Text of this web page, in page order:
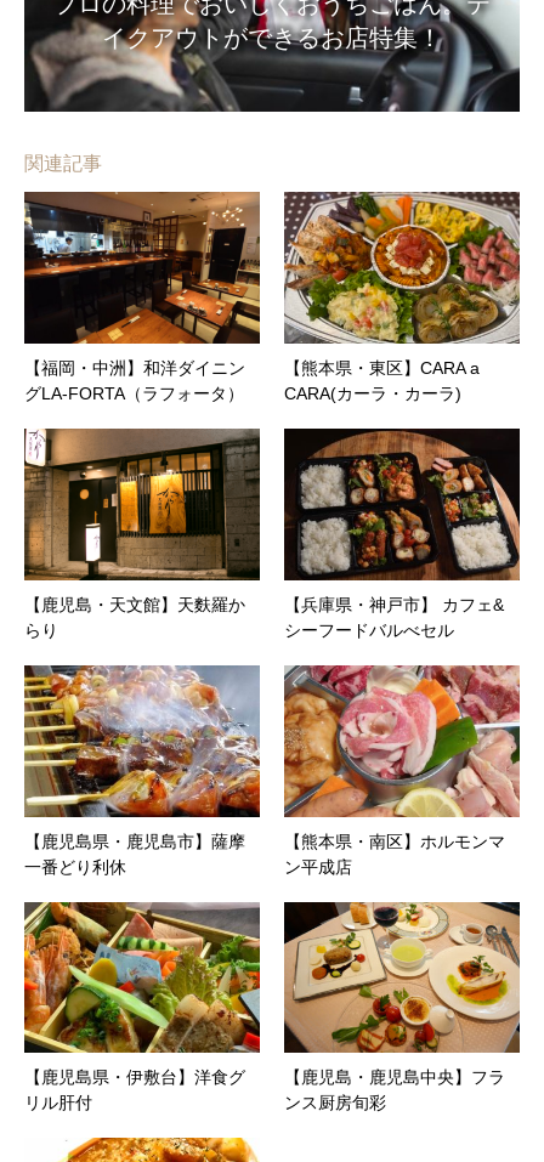
イクアウトができるお店特集！
関連記事
【福岡・中洲】和洋ダイニン
グLA-FORTA（ラフォータ）
【熊本県・東区】CARA a
CARA(カーラ・カーラ)
【鹿児島・天文館】天麩羅か
らり
【兵庫県・神戸市】 カフェ&
シーフードバルべセル
【鹿児島県・鹿児島市】薩摩
一番どり利休
【熊本県・南区】ホルモンマ
ン平成店
【鹿児島県・伊敷台】洋食グ
リル肝付
【鹿児島・鹿児島中央】フラ
ンス厨房旬彩